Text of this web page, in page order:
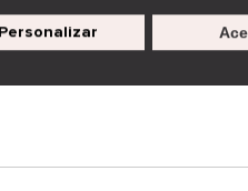
Personalizar
provocar efectos adversos
provocar efectos adversos
Promociones